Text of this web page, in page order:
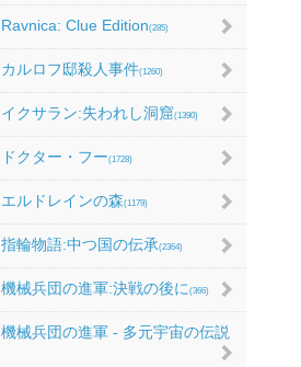
Ravnica: Clue Edition(285)
カルロフ邸殺人事件(1260)
イクサラン:失われし洞窟(1390)
ドクター・フー(1728)
エルドレインの森(1179)
指輪物語:中つ国の伝承(2364)
機械兵団の進軍:決戦の後に (366)
機械兵団の進軍 - 多元宇宙の伝説